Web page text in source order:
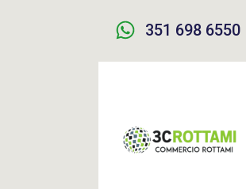
351 698 6550